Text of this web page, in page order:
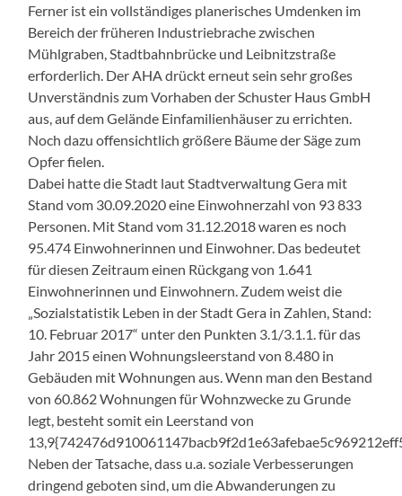
Ferner ist ein vollständiges planerisches Umdenken im
Bereich der früheren Industriebrache zwischen
Mühlgraben, Stadtbahnbrücke und Leibnitzstraße
erforderlich. Der AHA drückt erneut sein sehr großes
Unverständnis zum Vorhaben der Schuster Haus GmbH
aus, auf dem Gelände Einfamilienhäuser zu errichten.
Noch dazu offensichtlich größere Bäume der Säge zum
Opfer fielen.
Dabei hatte die Stadt laut Stadtverwaltung Gera mit
Stand vom 30.09.2020 eine Einwohnerzahl von 93 833
Personen. Mit Stand vom 31.12.2018 waren es noch
95.474 Einwohnerinnen und Einwohner. Das bedeutet
für diesen Zeitraum einen Rückgang von 1.641
Einwohnerinnen und Einwohnern. Zudem weist die
„Sozialstatistik Leben in der Stadt Gera in Zahlen, Stand:
10. Februar 2017“ unter den Punkten 3.1/3.1.1. für das
Jahr 2015 einen Wohnungsleerstand von 8.480 in
Gebäuden mit Wohnungen aus. Wenn man den Bestand
von 60.862 Wohnungen für Wohnzwecke zu Grunde
legt, besteht somit ein Leerstand von
Neben der Tatsache, dass u.a. soziale Verbesserungen
dringend geboten sind, um die Abwanderungen zu